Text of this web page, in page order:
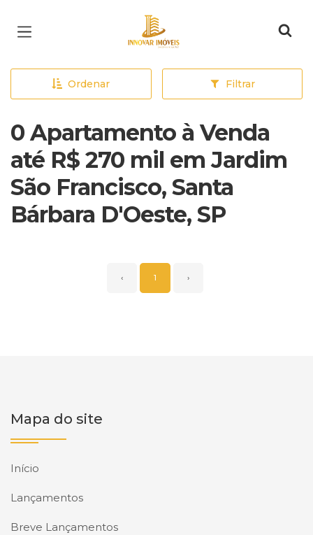
Página inicial
Ordenar Filtrar
0 Apartamento à Venda
até R$ 270 mil em Jardim
São Francisco, Santa
Bárbara D'Oeste, SP
‹ 1 ›
Mapa do site
Início
Lançamentos
Breve Lançamentos